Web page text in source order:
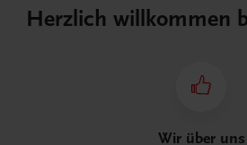
Herzlich willkommen
Wir über uns